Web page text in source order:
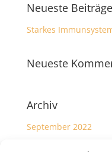
Neueste Beiträge
Starkes
Neueste
Archiv
September 2022